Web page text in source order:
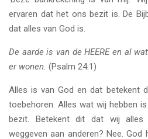
ervaren dat het ons bezit is. De
dat alles van God is.
De aarde is van de HEERE en al
er wonen. (Psalm 24:1)
Alles is van God en dat betekent
toebehoren. Alles wat wij hebben
bezit. Betekent dit dat wij alles
weggeven aan anderen? Nee.